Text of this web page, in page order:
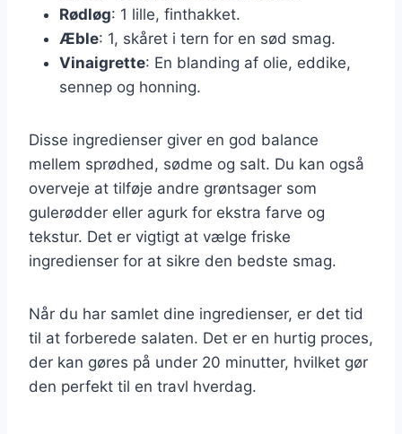
Rødløg: 1 lille, finthakket.
Æble: 1, skåret i tern for en sød smag.
Vinaigrette: En blanding af olie, eddike,
sennep og honning.
Disse ingredienser giver en god balance
mellem sprødhed, sødme og salt. Du kan også
overveje at tilføje andre grøntsager som
gulerødder eller agurk for ekstra farve og
tekstur. Det er vigtigt at vælge friske
ingredienser for at sikre den bedste smag.
Når du har samlet dine ingredienser, er det tid
til at forberede salaten. Det er en hurtig proces,
der kan gøres på under 20 minutter, hvilket gør
den perfekt til en travl hverdag.